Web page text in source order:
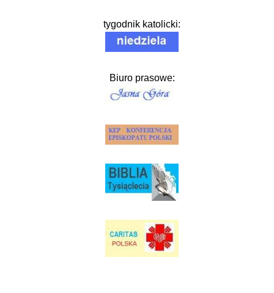
tygodnik katolicki:
Biuro prasowe: